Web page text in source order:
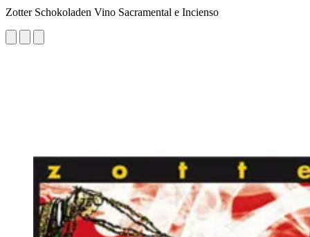
Zotter Schokoladen Vino Sacramental e Incienso